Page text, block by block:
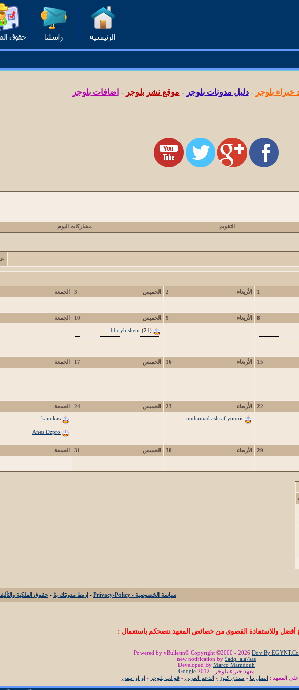
بلوجر -دليل مدونات بلوجر - موقع نشر بلوجر - اضافات بلوجر
التقويم مشاركات اليوم
1
2 الأربعاء 3 الخميس الجمعة
8
9 الأربعاء 10 الخميس
bboyhishem (21)
الجمعة
15
16 الأربعاء 17 الخميس الجمعة
22
23 الأربعاء
muhamad.ashraf.younis
24 الخميس الجمعة
kamikas
Anes Dzpro
29
30 الأربعاء 31 الخميس الجمعة
سياسة الخصوصية - Privacy-Policy - اربط مدونتك بنا - حقوق الملكية
أفضل وللاستفادة القصوى من خصائص المعهد ننصحكم باستعمال :
Powered by vBulletin® Copyright ©2000 - 2026 Dov By EGYNT.Co
new notification by 9adq_ala7sas
Developed By Marco Mamdouh
معهد خبراء بلوجر - 2012
Google
المعهد : اتصل بنا - منتدي كنوز- الدعم العربي -قوالب بلوجر - او او انيمي